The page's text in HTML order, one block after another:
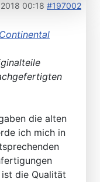
00:18 #197002
die alten
ich mich in
die Qualität